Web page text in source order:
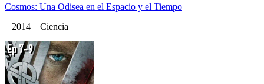
Cosmos: Una Odisea en el Espacio y el Tiempo
2014 Ciencia